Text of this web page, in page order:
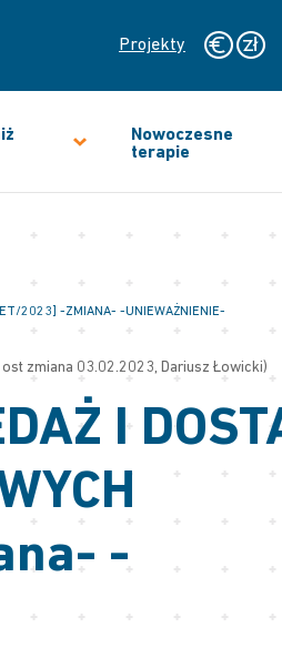
Projekty
Nowoczesne
terapie
2023] -ZMIANA- -UNIEWAŻNIENIE-
zmiana 03.02.2023, Dariusz Łowicki)
I
-